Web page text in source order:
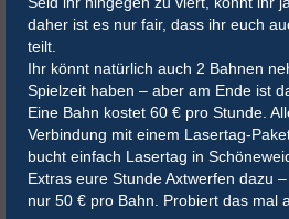
daher ist es nur fair, dass ihr euch
teilt.
Ihr könnt natürlich auch 2 Bahnen
Spielzeit haben – aber am Ende ist
Eine Bahn kostet 60 € pro Stunde.
Verbindung mit einem Lasertag-
bucht einfach Lasertag in
Extras eure Stunde Axtwerfen dazu
nur 50 € pro Bahn. Probiert das mal